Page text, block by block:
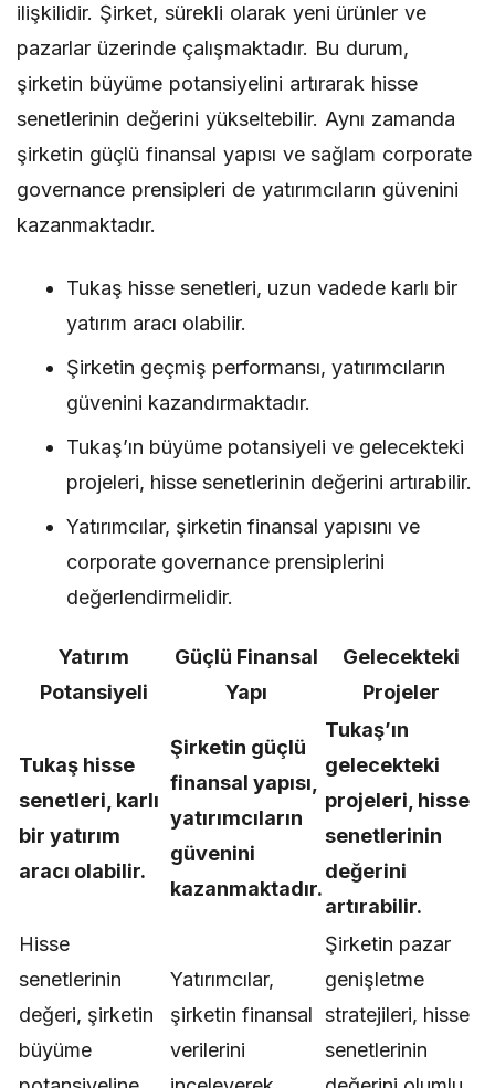
ilişkilidir. Şirket, sürekli olarak yeni ürünler ve
pazarlar üzerinde çalışmaktadır. Bu durum,
şirketin büyüme potansiyelini artırarak hisse
senetlerinin değerini yükseltebilir. Aynı zamanda
şirketin güçlü finansal yapısı ve sağlam corporate
governance prensipleri de yatırımcıların güvenini
kazanmaktadır.
Tukaş hisse senetleri, uzun vadede karlı bir
yatırım aracı olabilir.
Şirketin geçmiş performansı, yatırımcıların
güvenini kazandırmaktadır.
Tukaş’ın büyüme potansiyeli ve gelecekteki
projeleri, hisse senetlerinin değerini artırabilir.
Yatırımcılar, şirketin finansal yapısını ve
corporate governance prensiplerini
değerlendirmelidir.
Yatırım
Potansiyeli
Güçlü Finansal
Yapı
Gelecekteki
Projeler
Tukaş hisse
senetleri, karlı
bir yatırım
aracı olabilir.
Şirketin güçlü
finansal yapısı,
yatırımcıların
güvenini
kazanmaktadır.
Tukaş’ın
gelecekteki
projeleri, hisse
senetlerinin
değerini
artırabilir.
Hisse
senetlerinin
değeri, şirketin
büyüme
Yatırımcılar,
şirketin finansal
verilerini
Şirketin pazar
genişletme
stratejileri, hisse
senetlerinin